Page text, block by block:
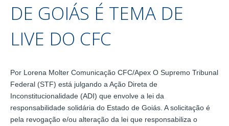
DE GOIÁS É TEMA DE
LIVE DO CFC
Por Lorena Molter Comunicação CFC/Apex O Supremo Tribunal
Federal (STF) está julgando a Ação Direta de
Inconstitucionalidade (ADI) que envolve a lei da
responsabilidade solidária do Estado de Goiás. A solicitação é
pela revogação e/ou alteração da lei que responsabiliza o